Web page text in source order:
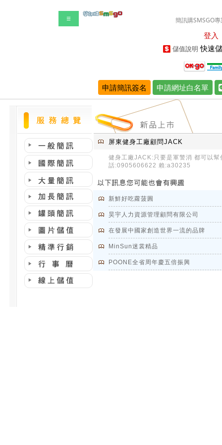
☰ 簡訊購SMSGO
登入
儲值說明 快速
申請簡訊簽名 申請網址白名單
屏東健身工廠顧問JACK
健身工廠JACK:只要是軍警消 都可以幫
話:0905606622 賴:a30235
新鮮好吃蘿菠圓
昊宇人力資源管理顧問有限公司
在發展中國家創造世界一流的品牌
MinSun迷裳精品
POONE全省周年慶五倍振興